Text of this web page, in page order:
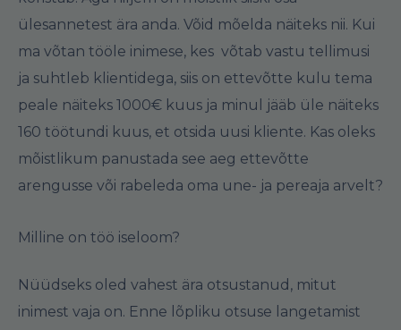
ülesannetest ära anda. Võid mõelda näiteks nii. Kui
ma võtan tööle inimese, kes võtab vastu tellimusi
ja suhtleb klientidega, siis on ettevõtte kulu tema
peale näiteks 1000€ kuus ja minul jääb üle näiteks
160 töötundi kuus, et otsida uusi kliente. Kas oleks
mõistlikum panustada see aeg ettevõtte
arengusse või rabeleda oma une- ja pereaja arvelt?
Milline on töö iseloom?
Nüüdseks oled vahest ära otsustanud, mitut
inimest vaja on. Enne lõpliku otsuse langetamist